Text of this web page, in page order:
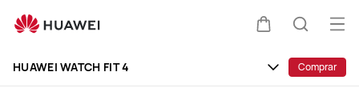
WATCH
HUAWEI WATCH FIT 4 Comprar